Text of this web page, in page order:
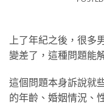
上了年紀之後，很多
變差了，這種問題能
這個問題本身訴說就
的年齡、婚姻情況、